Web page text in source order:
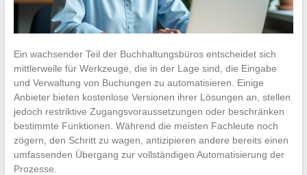
Ein wachsender Teil der Buchhaltungsbüros entscheidet sich
mittlerweile für Werkzeuge, die in der Lage sind, die Eingabe
und Verwaltung von Buchungen zu automatisieren. Einige
Anbieter bieten kostenlose Versionen ihrer Lösungen an, stellen
jedoch restriktive Zugangsvoraussetzungen oder beschränken
bestimmte Funktionen. Während die meisten Fachleute noch
zögern, den Schritt zu wagen, antizipieren andere bereits einen
umfassenden Übergang zur vollständigen Automatisierung der
Prozesse.